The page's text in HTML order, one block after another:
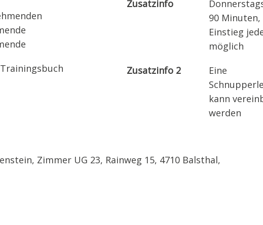
Zusatzinfo
90 Minuten,
Einstieg
möglich
Zusatzinfo 2
Eine
kann
werden
Zimmer UG 23, Rainweg 15, 4710 Balsthal,